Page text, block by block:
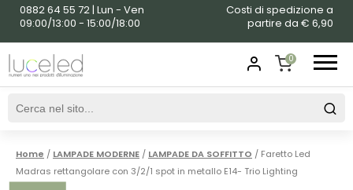
0882 64 55 72 | Lun - Ven
09:00/13:00 - 15:00/18:00
Costi di spedizione a
partire da € 6,90
0
SHOPPING
Home / LAMPADE MODERNE / LAMPADE DA SOFFITTO / Faretto Led
Madras rettangolare con 3/2/1 spot in metallo E14- Trio Lighting